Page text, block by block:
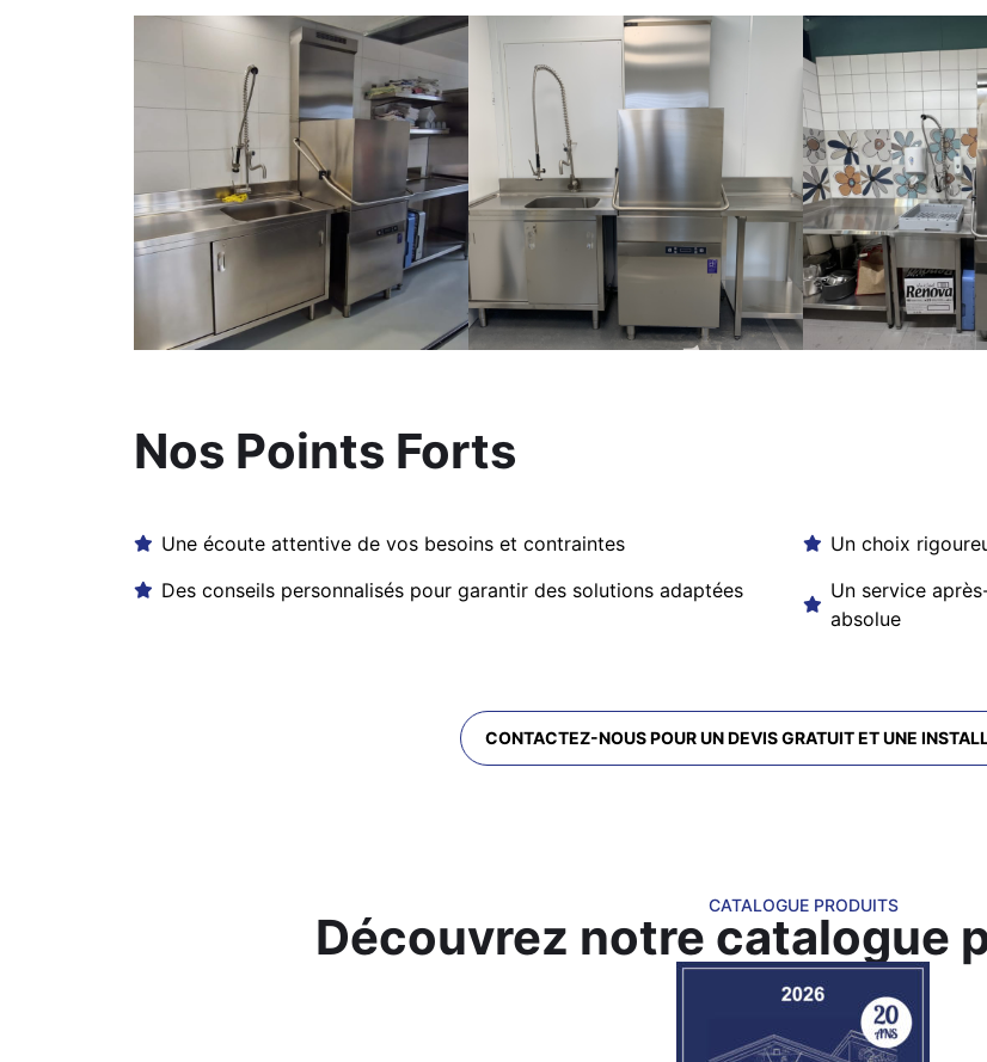
Nos Points Forts
Une écoute attentive de vos besoins et contraintes
Des conseils personnalisés pour garantir des solutions adaptées
Un choix
Un service
absolue
CONTACTEZ-NOUS POUR UN DEVIS GRATUIT ET UNE
CATALOGUE PRODUITS
Découvrez notre catalogue